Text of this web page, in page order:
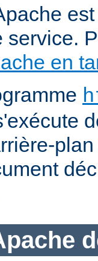
service.
en